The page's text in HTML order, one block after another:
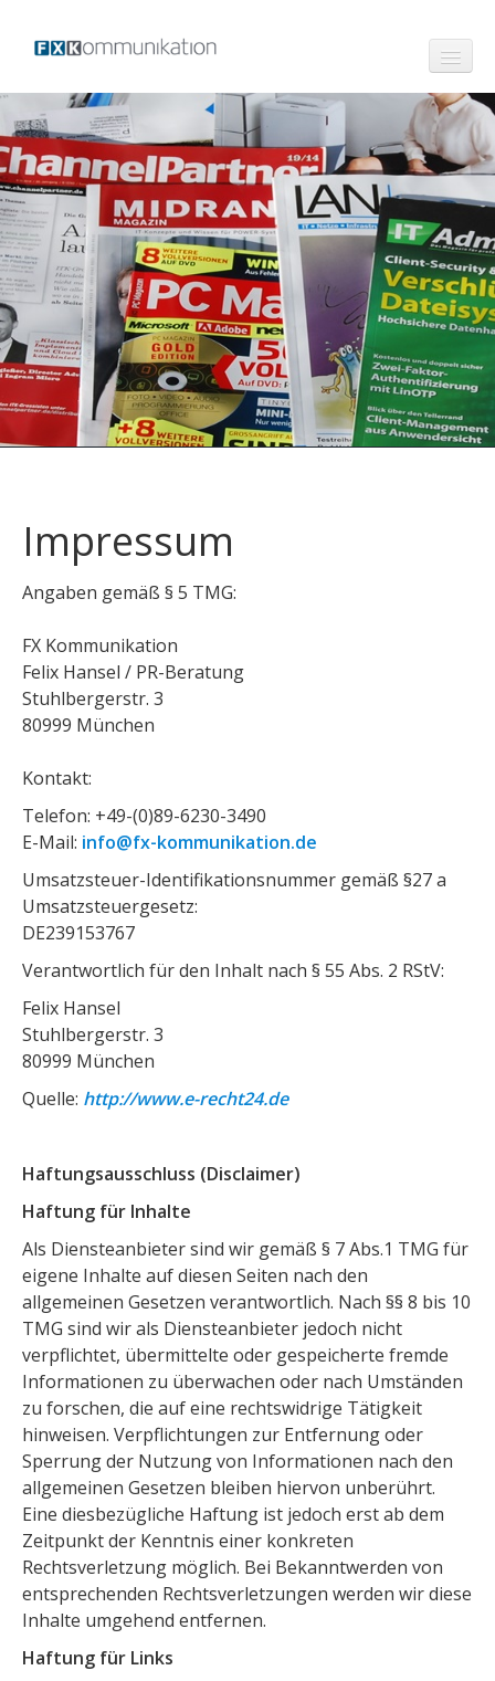
Profil
Leistungen
Texte für Broschüren Newsletter Webseiten
Versand von Pressemitteilungen
IT-Kompetenz
Referenzen
FAQ
Kontakt
Impressum
Angaben gemäß § 5 TMG:
FX Kommunikation
Felix Hansel / PR-Beratung
Stuhlbergerstr. 3
80999 München
Kontakt:
Telefon: +49-(0)89-6230-3490
E-Mail: info@fx-kommunikation.de
Umsatzsteuer-Identifikationsnummer gemäß §27 a
Umsatzsteuergesetz:
DE239153767
Verantwortlich für den Inhalt nach § 55 Abs. 2 RStV:
Felix Hansel
Stuhlbergerstr. 3
80999 München
Quelle: http://www.e-recht24.de
Haftungsausschluss (Disclaimer)
Haftung für Inhalte
Als Diensteanbieter sind wir gemäß § 7 Abs.1 TMG für
eigene Inhalte auf diesen Seiten nach den
allgemeinen Gesetzen verantwortlich. Nach §§ 8 bis 10
TMG sind wir als Diensteanbieter jedoch nicht
verpflichtet, übermittelte oder gespeicherte fremde
Informationen zu überwachen oder nach Umständen
zu forschen, die auf eine rechtswidrige Tätigkeit
hinweisen. Verpflichtungen zur Entfernung oder
Sperrung der Nutzung von Informationen nach den
allgemeinen Gesetzen bleiben hiervon unberührt.
Eine diesbezügliche Haftung ist jedoch erst ab dem
Zeitpunkt der Kenntnis einer konkreten
Rechtsverletzung möglich. Bei Bekanntwerden von
entsprechenden Rechtsverletzungen werden wir diese
Inhalte umgehend entfernen.
Haftung für Links